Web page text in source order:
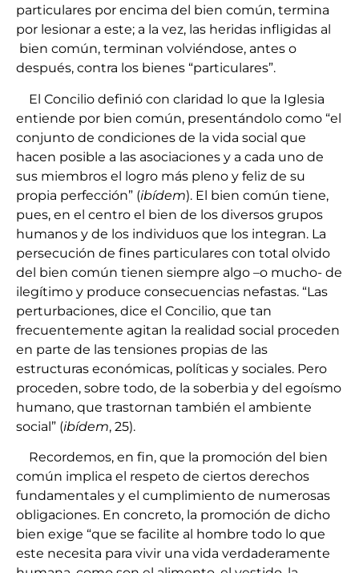
particulares por encima del bien común, termina
por lesionar a este; a la vez, las heridas infligidas al
bien común, terminan volviéndose, antes o
después, contra los bienes “particulares”.
El Concilio definió con claridad lo que la Iglesia
entiende por bien común, presentándolo como “el
conjunto de condiciones de la vida social que
hacen posible a las asociaciones y a cada uno de
sus miembros el logro más pleno y feliz de su
propia perfección” (ibídem). El bien común tiene,
pues, en el centro el bien de los diversos grupos
humanos y de los individuos que los integran. La
persecución de fines particulares con total olvido
del bien común tienen siempre algo –o mucho- de
ilegítimo y produce consecuencias nefastas. “Las
perturbaciones, dice el Concilio, que tan
frecuentemente agitan la realidad social proceden
en parte de las tensiones propias de las
estructuras económicas, políticas y sociales. Pero
proceden, sobre todo, de la soberbia y del egoísmo
humano, que trastornan también el ambiente
social” (ibídem, 25).
Recordemos, en fin, que la promoción del bien
común implica el respeto de ciertos derechos
fundamentales y el cumplimiento de numerosas
obligaciones. En concreto, la promoción de dicho
bien exige “que se facilite al hombre todo lo que
este necesita para vivir una vida verdaderamente